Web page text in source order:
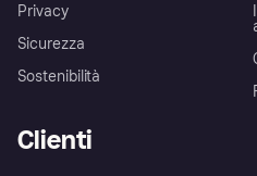
Privacy
Sicurezza
Sostenibilità
Clienti